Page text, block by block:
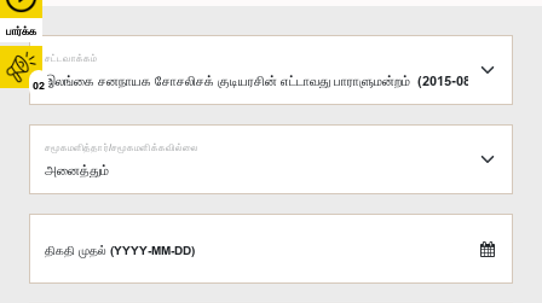
பார்க்க
02
சட்டவாக்கம்
சமூகமளித்தார்/சமூகமளிக்கவில்லை
திகதி முதல் (YYYY-MM-DD)